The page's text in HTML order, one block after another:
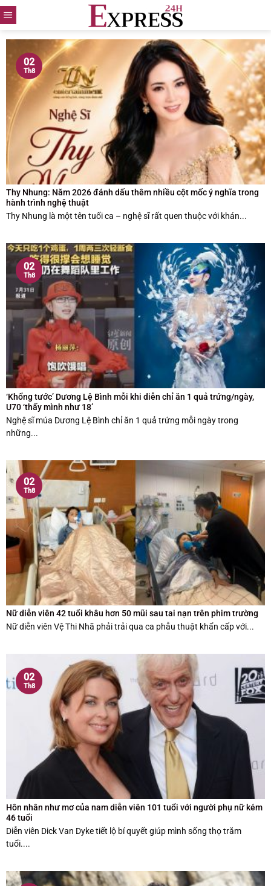
Skip
to
content
Thy Nhung: Năm 2026 đánh dấu thêm nhiều cột mốc ý nghĩa trong
hành trình nghệ thuật
Thy Nhung là một tên tuổi ca – nghệ sĩ rất quen thuộc với khán...
02
Th8
‘Khổng tước’ Dương Lệ Bình mỗi khi diễn chỉ ăn 1 quả trứng/ngày,
U70 ‘thấy mình như 18’
Nghệ sĩ múa Dương Lệ Bình chỉ ăn 1 quả trứng mỗi ngày trong
những...
02
Th8
Nữ diễn viên 42 tuổi khâu hơn 50 mũi sau tai nạn trên phim trường
Nữ diễn viên Vệ Thi Nhã phải trải qua ca phẫu thuật khẩn cấp với...
02
Th8
Hôn nhân như mơ của nam diễn viên 101 tuổi với người phụ nữ kém
46 tuổi
Diễn viên Dick Van Dyke tiết lộ bí quyết giúp mình sống thọ trăm
tuổi....
02
Th8